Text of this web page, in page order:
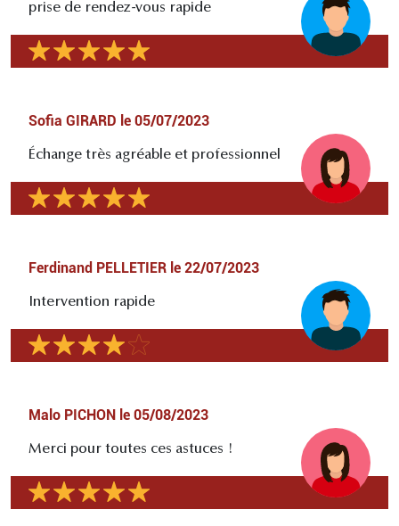
prise de rendez-vous rapide
Sofia GIRARD le 05/07/2023
Échange très agréable et professionnel
Ferdinand PELLETIER le 22/07/2023
Intervention rapide
Malo PICHON le 05/08/2023
Merci pour toutes ces astuces !